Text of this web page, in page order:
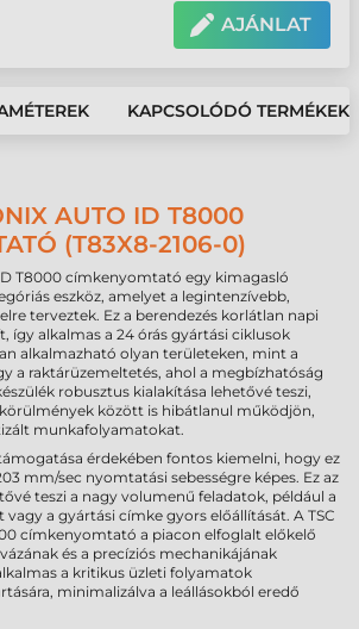
AJÁNLAT
KAPCSOLÓDÓ TERMÉKEK
AUTO ID T8000
(T83X8-2106-0)
T8000 címkenyomtató egy kimagasló
eszköz, amelyet a legintenzívebb,
terveztek. Ez a berendezés korlátlan napi
így alkalmas a 24 órás gyártási ciklusok
alkalmazható olyan területeken, mint a
a raktárüzemeltetés, ahol a megbízhatóság
robusztus kialakítása lehetővé teszi,
között is hibátlanul működjön,
munkafolyamatokat.
érdekében fontos kiemelni, hogy ez
mm/sec nyomtatási sebességre képes. Ez az
teszi a nagy volumenű feladatok, például a
a gyártási címke gyors előállítását. A TSC
címkenyomtató a piacon elfoglalt előkelő
és a precíziós mechanikájának
a kritikus üzleti folyamatok
minimalizálva a leállásokból eredő